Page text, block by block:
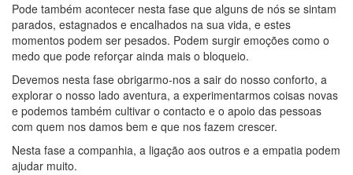
Pode também acontecer nesta fase que alguns de nós se sintam
parados, estagnados e encalhados na sua vida, e estes
momentos podem ser pesados. Podem surgir emoções como o
medo que pode reforçar ainda mais o bloqueio.
Devemos nesta fase obrigarmo-nos a sair do nosso conforto, a
explorar o nosso lado aventura, a experimentarmos coisas novas
e podemos também cultivar o contacto e o apoio das pessoas
com quem nos damos bem e que nos fazem crescer.
Nesta fase a companhia, a ligação aos outros e a empatia podem
ajudar muito.